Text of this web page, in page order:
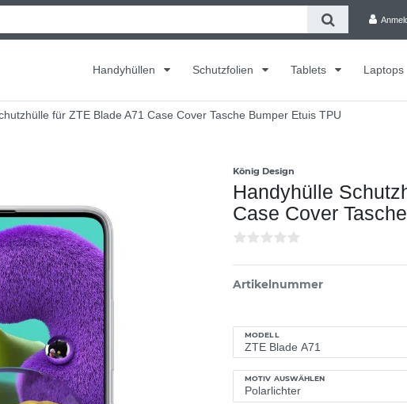
Handyhüllen Schutzfolien Tablets Laptops
für ZTE Blade A71 Case Cover Tasche Bumper Etuis TPU
König Design
Handyhülle
Case Cover
Artikelnummer
MODELL
MOTIV AUSWÄHLEN